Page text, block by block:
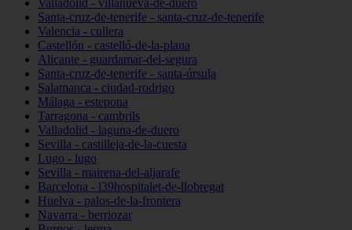
Valladolid - villanueva-de-duero
Santa-cruz-de-tenerife - santa-cruz-de-tenerife
Valencia - cullera
Castellón - castelló-de-la-plana
Alicante - guardamar-del-segura
Santa-cruz-de-tenerife - santa-úrsula
Salamanca - ciudad-rodrigo
Málaga - estepona
Tarragona - cambrils
Valladolid - laguna-de-duero
Sevilla - castilleja-de-la-cuesta
Lugo - lugo
Sevilla - mairena-del-aljarafe
Barcelona - l39hospitalet-de-llobregat
Huelva - palos-de-la-frontera
Navarra - berriozar